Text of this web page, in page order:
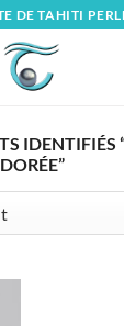
DE TAHITI
IDENTIFIÉS
DORÉE”